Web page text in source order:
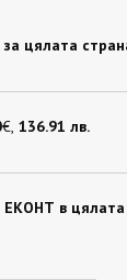
за цялата
€ , 136.91 лв.
ЕКОНТ в цялата